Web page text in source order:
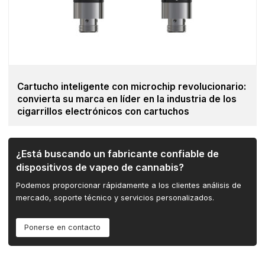
Cartucho inteligente con microchip revolucionario:
convierta su marca en líder en la industria de los
cigarrillos electrónicos con cartuchos
¿Está buscando un fabricante confiable de
dispositivos de vapeo de cannabis?
Podemos proporcionar rápidamente a los clientes análisis de
mercado, soporte técnico y servicios personalizados.
Ponerse en contacto